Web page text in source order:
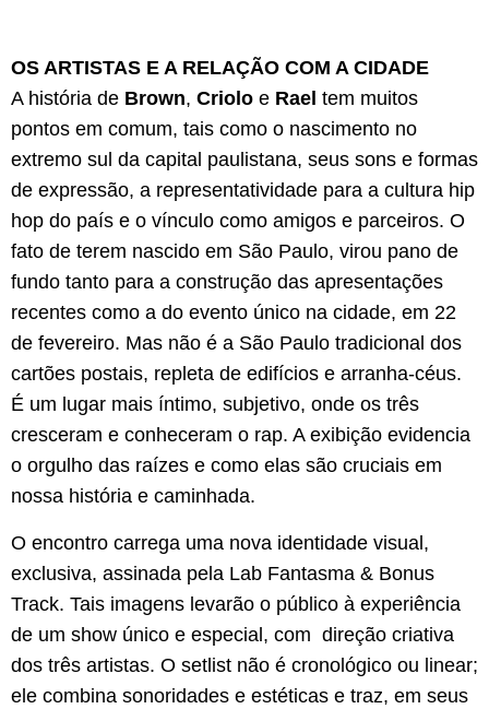
OS ARTISTAS E A RELAÇÃO COM A CIDADE
A história de Brown, Criolo e Rael tem muitos
pontos em comum, tais como o nascimento no
extremo sul da capital paulistana, seus sons e formas
de expressão, a representatividade para a cultura hip
hop do país e o vínculo como amigos e parceiros. O
fato de terem nascido em São Paulo, virou pano de
fundo tanto para a construção das apresentações
recentes como a do evento único na cidade, em 22
de fevereiro. Mas não é a São Paulo tradicional dos
cartões postais, repleta de edifícios e arranha-céus.
É um lugar mais íntimo, subjetivo, onde os três
cresceram e conheceram o rap. A exibição evidencia
o orgulho das raízes e como elas são cruciais em
nossa história e caminhada.
O encontro carrega uma nova identidade visual,
exclusiva, assinada pela Lab Fantasma & Bonus
Track. Tais imagens levarão o público à experiência
de um show único e especial, com direção criativa
dos três artistas. O setlist não é cronológico ou linear;
ele combina sonoridades e estéticas e traz, em seus